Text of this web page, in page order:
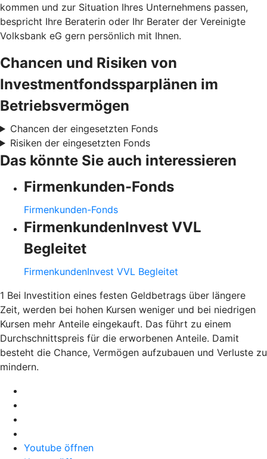
kommen und zur Situation Ihres Unternehmens passen,
bespricht Ihre Beraterin oder Ihr Berater der Vereinigte
Volksbank eG gern persönlich mit Ihnen.
Chancen und Risiken von
Investmentfondssparplänen im
Betriebsvermögen
Chancen der eingesetzten Fonds
Risiken der eingesetzten Fonds
Das könnte Sie auch interessieren
Firmenkunden-Fonds
Firmenkunden-Fonds
FirmenkundenInvest VVL
Begleitet
FirmenkundenInvest VVL Begleitet
1 Bei Investition eines festen Geldbetrags über längere
Zeit, werden bei hohen Kursen weniger und bei niedrigen
Kursen mehr Anteile eingekauft. Das führt zu einem
Durchschnittspreis für die erworbenen Anteile. Damit
besteht die Chance, Vermögen aufzubauen und Verluste zu
mindern.
Youtube öffnen